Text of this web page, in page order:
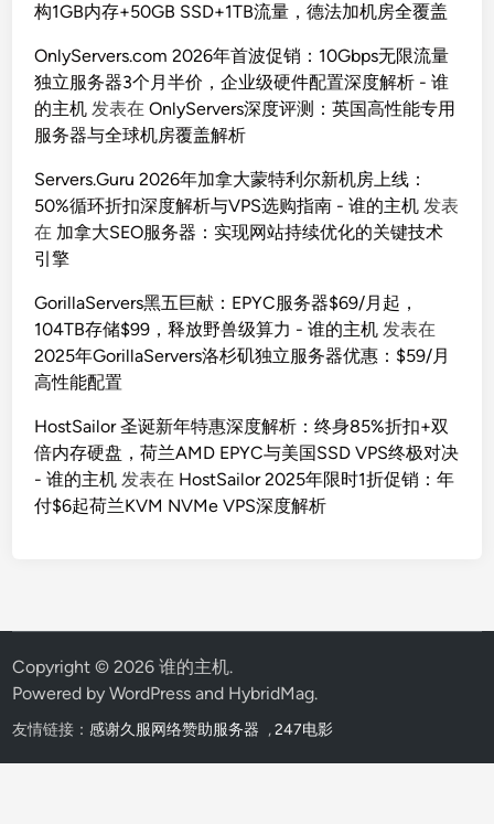
构1GB内存+50GB SSD+1TB流量，德法加机房全覆盖
OnlyServers.com 2026年首波促销：10Gbps无限流量
独立服务器3个月半价，企业级硬件配置深度解析 - 谁
的主机 发表在OnlyServers深度评测：英国高性能专用
服务器与全球机房覆盖解析
Servers.Guru 2026年加拿大蒙特利尔新机房上线：
50%循环折扣深度解析与VPS选购指南 - 谁的主机 发表
在 加拿大SEO服务器：实现网站持续优化的关键技术
引擎
GorillaServers黑五巨献：EPYC服务器$69/月起，
104TB存储$99，释放野兽级算力 - 谁的主机 发表在
2025年GorillaServers洛杉矶独立服务器优惠：$59/月
高性能配置
HostSailor 圣诞新年特惠深度解析：终身85%折扣+双
倍内存硬盘，荷兰AMD EPYC与美国SSD VPS终极对决
- 谁的主机 发表在 HostSailor 2025年限时1折促销：年
付$6起荷兰KVM NVMe VPS深度解析
Copyright © 2026谁的主机.
Powered byWordPress and HybridMag.
友情链接：感谢久服网络赞助服务器 ,247电影